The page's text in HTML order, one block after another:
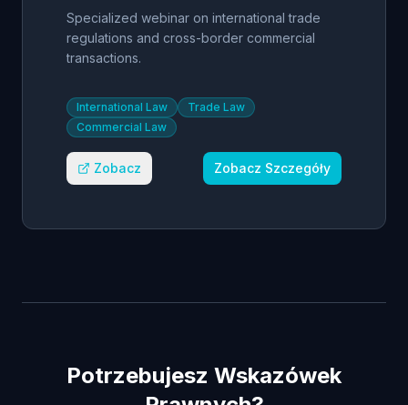
Polish
Perspective
Specialized webinar on international trade
regulations and cross-border commercial
transactions.
International Law
Trade Law
Commercial Law
Zobacz Zobacz Szczegóły
Potrzebujesz Wskazówek